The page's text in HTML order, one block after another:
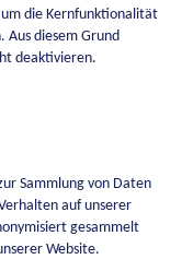
um die Kernfunktionalität
Aus diesem Grund
deaktivieren.
Sammlung von Daten
auf unserer
gesammelt
Website.